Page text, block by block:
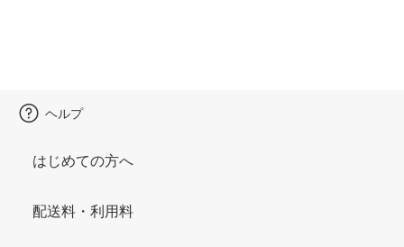
ヘルプ
はじめての方へ
配送料・利用料